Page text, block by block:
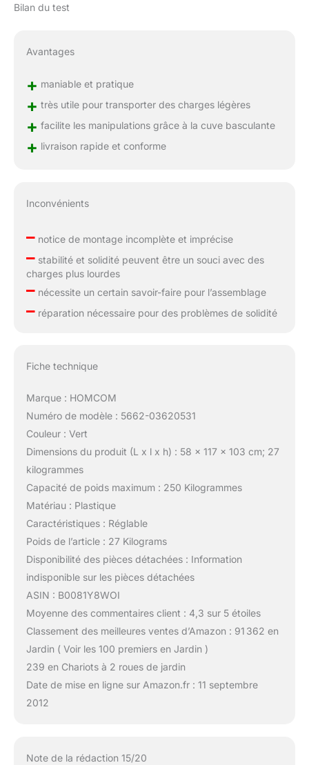
Bilan du test
Avantages
+ maniable et pratique
+ très utile pour transporter des charges légères
+ facilite les manipulations grâce à la cuve basculante
+ livraison rapide et conforme
Inconvénients
–notice de montage incomplète et imprécise
–stabilité et solidité peuvent être un souci avec des
charges plus lourdes
–nécessite un certain savoir-faire pour l’assemblage
–réparation nécessaire pour des problèmes de solidité
Fiche technique
Marque : HOMCOM
Numéro de modèle : 5662-03620531
Couleur : Vert
Dimensions du produit (L x l x h) : 58 x 117 x 103 cm; 27
kilogrammes
Capacité de poids maximum : 250 Kilogrammes
Matériau : Plastique
Caractéristiques : Réglable
Poids de l’article : 27 Kilograms
Disponibilité des pièces détachées : Information
indisponible sur les pièces détachées
ASIN : B0081Y8WOI
Moyenne des commentaires client : 4,3 sur 5 étoiles
Classement des meilleures ventes d’Amazon : 91 362 en
Jardin ( Voir les 100 premiers en Jardin )
239 en Chariots à 2 roues de jardin
Date de mise en ligne sur Amazon.fr : 11 septembre
2012
Note de la rédaction 15/20